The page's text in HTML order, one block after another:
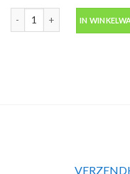
Copic Ciao V05 Azalea inkt
IN